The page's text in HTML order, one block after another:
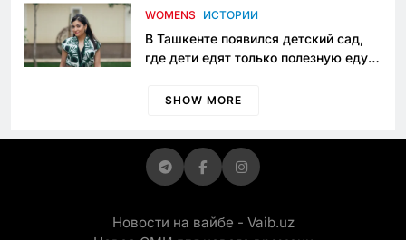
приговору
WOMENS ИСТОРИИ
В Ташкенте появился детский сад,
где дети едят только полезную еду.
просить «кашу без сахара»
SHOW MORE
Новости на вайбе - Vaib.uz